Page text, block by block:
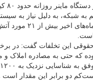
شبکه، به دلیل نیاز به
می‌شود؛ به‌طوری
حقوقی این تخلفات گفت:
که حتی به مصادره املاک
دو برابر این مقدار است و